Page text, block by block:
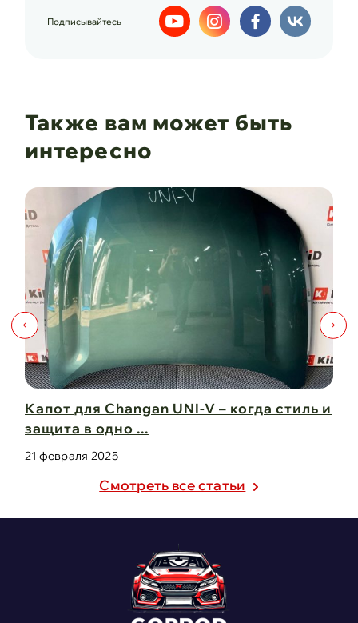
Подписывайтесь
Также вам может быть
интересно
Капот для Changan UNI-V – когда стиль и
защита в одно ...
21 февраля 2025
Cмотреть все статьи